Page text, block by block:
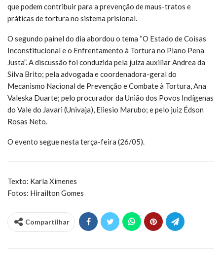
que podem contribuir para a prevenção de maus-tratos e
práticas de tortura no sistema prisional.
O segundo painel do dia abordou o tema “O Estado de Coisas
Inconstitucional e o Enfrentamento à Tortura no Plano Pena
Justa”. A discussão foi conduzida pela juíza auxiliar Andrea da
Silva Brito; pela advogada e coordenadora-geral do
Mecanismo Nacional de Prevenção e Combate à Tortura, Ana
Valeska Duarte; pelo procurador da União dos Povos Indígenas
do Vale do Javari (Univaja), Eliesio Marubo; e pelo juiz Édson
Rosas Neto.
O evento segue nesta terça-feira (26/05).
Texto: Karla Ximenes
Fotos: Hirailton Gomes
Compartilhar